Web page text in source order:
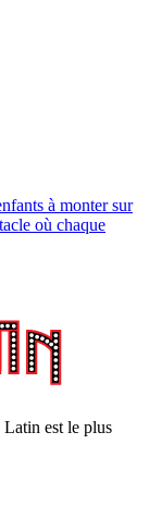
Latin est le plus